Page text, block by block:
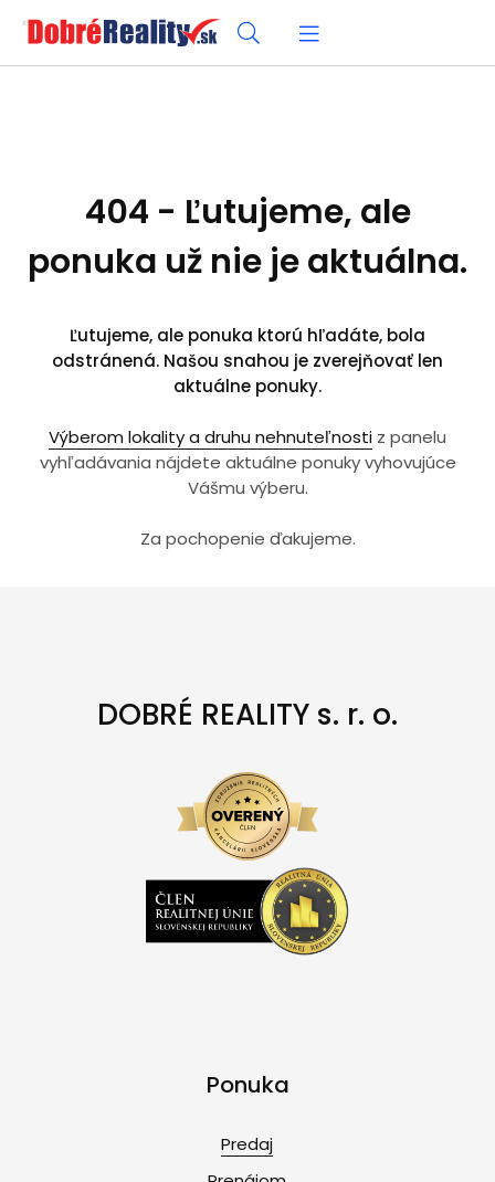
404 - Ľutujeme, ale
ponuka už nie je aktuálna.
Ľutujeme, ale ponuka ktorú hľadáte, bola
odstránená. Našou snahou je zverejňovať len
aktuálne ponuky.
Výberom lokality a druhu nehnuteľnosti z panelu
vyhľadávania nájdete aktuálne ponuky vyhovujúce
Vášmu výberu.
Za pochopenie ďakujeme.
DOBRÉ REALITY s. r. o.
Ponuka
Predaj